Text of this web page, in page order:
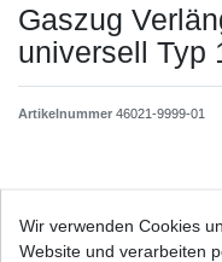
Gaszug
universell Typ
Artikelnummer 46021-9999-01
7,86 EUR*
Wir verwenden Cookies
Website und verarbeiten